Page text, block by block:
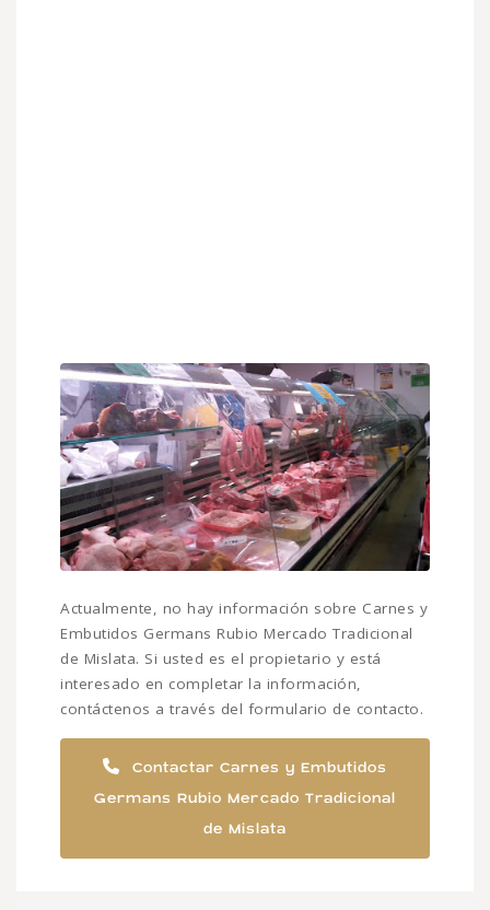
Actualmente, no hay información sobre Carnes y
Embutidos Germans Rubio Mercado Tradicional
de Mislata. Si usted es el propietario y está
interesado en completar la información,
contáctenos a través del formulario de contacto.
Contactar Carnes y Embutidos
Germans Rubio Mercado Tradicional
de Mislata